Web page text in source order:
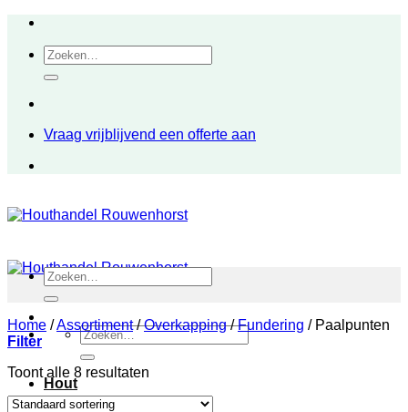
inhoudZoeken
naar:
Vraag vrijblijvend een offerte aan
Zoeken
naar:
Hout
Zoeken
naar:
Home /Assortiment / Overkapping / Fundering /Paalpunten
Filter
Toont alle 8 resultaten